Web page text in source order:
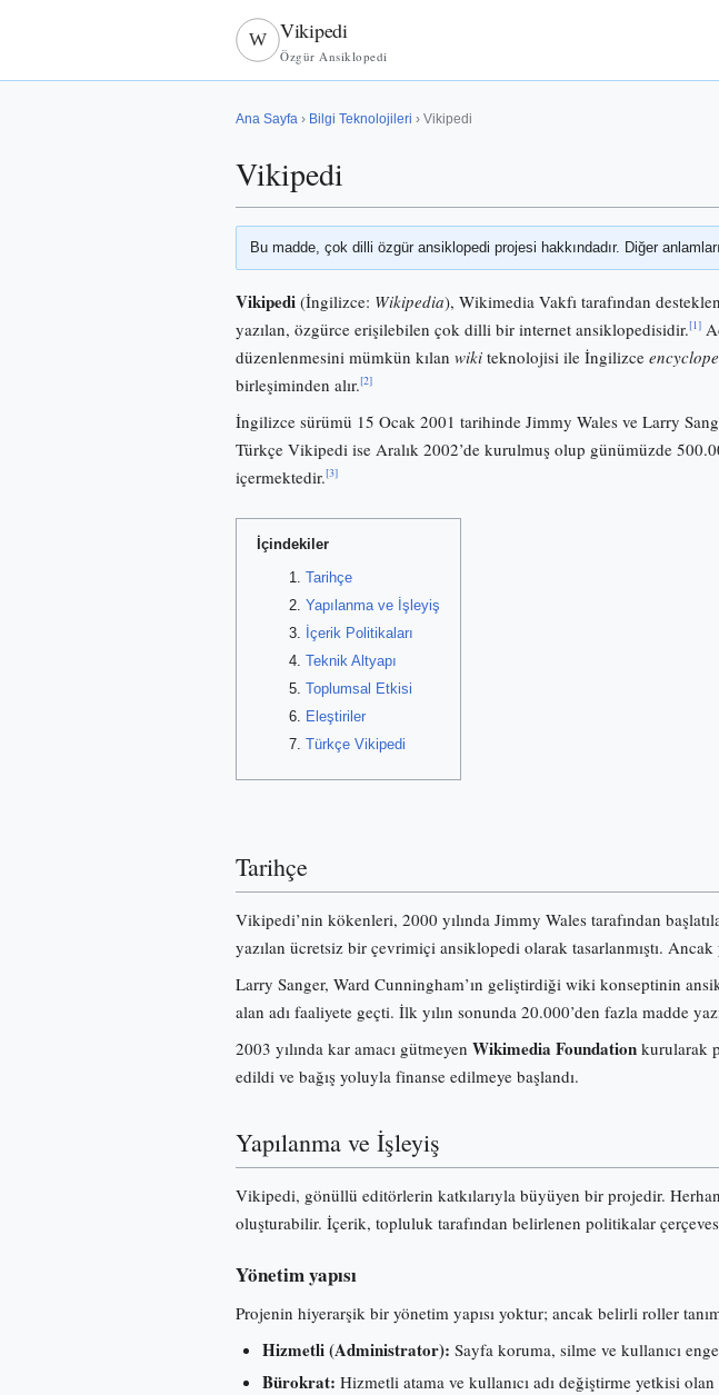
W Vikipedi
Özgür Ansiklopedi
Ana Sayfa › Bilgi Teknolojileri › Vikipedi
Vikipedi
Bu madde, çok dilli özgür ansiklopedi projesi hakkındadır. Diğer
Vikipedi (İngilizce: Wikipedia), Wikimedia Vakfı tarafından
yazılan, özgürce erişilebilen çok dilli bir internet ansiklopedisidir.[1]
düzenlenmesini mümkün kılan wiki teknolojisi ile İngilizce
birleşiminden alır.[2]
İngilizce sürümü 15 Ocak 2001 tarihinde Jimmy Wales ve Larry
Türkçe Vikipedi ise Aralık 2002’de kurulmuş olup günümüzde
içermektedir.[3]
İçindekiler
Tarihçe
Yapılanma ve İşleyiş
İçerik Politikaları
Teknik Altyapı
Toplumsal Etkisi
Eleştiriler
Türkçe Vikipedi
Tarihçe
Vikipedi’nin kökenleri, 2000 yılında Jimmy Wales tarafından
yazılan ücretsiz bir çevrimiçi ansiklopedi olarak tasarlanmıştı.
Larry Sanger, Ward Cunningham’ın geliştirdiği wiki konseptinin
alan adı faaliyete geçti. İlk yılın sonunda 20.000’den fazla madde
2003 yılında kar amacı gütmeyen Wikimedia Foundation kurularak
edildi ve bağış yoluyla finanse edilmeye başlandı.
Yapılanma ve İşleyiş
Vikipedi, gönüllü editörlerin katkılarıyla büyüyen bir projedir.
oluşturabilir. İçerik, topluluk tarafından belirlenen politikalar
Yönetim yapısı
Projenin hiyerarşik bir yönetim yapısı yoktur; ancak belirli roller
Hizmetli (Administrator): Sayfa koruma, silme ve kullanıcı
Bürokrat: Hizmetli atama ve kullanıcı adı değiştirme yetkisi